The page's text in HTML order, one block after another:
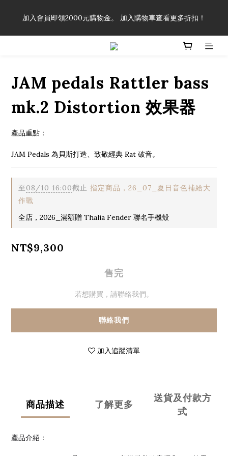
享有弦線、配件終生89折優惠！
加入會員即領2000元購物金。 加入購物車查看更多折扣！
「一生弦命！」單筆購買弦線、配件滿$999（不含運費），即可
JAM pedals Rattler bass
mk.2 Distortion 效果器
產品重點：
JAM Pedals 為貝斯打造、致敬經典 Rat 破音。
至08/10 16:00截止 指定商品，26_07_夏日音色補給大
作戰
全店，2026_滿額贈 Thalia Fender 聯名手機殼
NT$9,300
售完
若想購買，請聯絡我們。
聯絡我們
加入追蹤清單
商品描述 了解更多
送貨及付款方
式
產品介紹：